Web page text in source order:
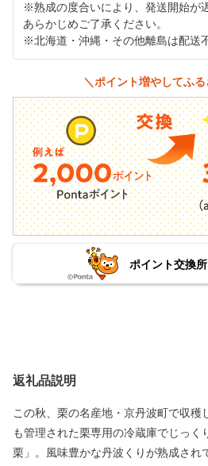
※熟成の度合いにより、発送開始が
あらかじめご了承ください。
※北海道・沖縄・その他離島は配送
＼ポイント増やしてふ
ポイント交換
返礼品説明
この秋、栗の名産地・京丹波町で収
も管理された栗専用の冷蔵庫でじっく
栗」。風味豊かな丹波くりが熟成され